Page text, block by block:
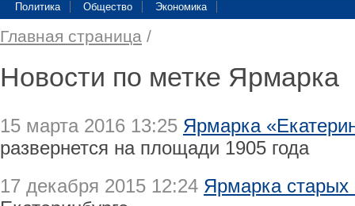
Политика Общество Экономика
Главная страница /
Новости по метке Ярмарка
15 марта 2016 13:25 Ярмарка
развернется на площади 1905 года
17 декабря 2015 12:24 Ярмарка старых